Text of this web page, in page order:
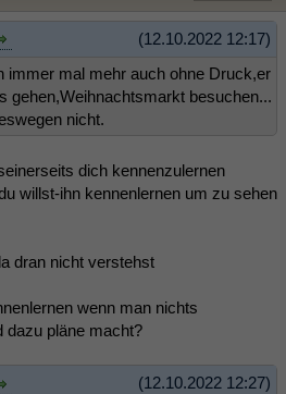
(12.10.2022 12:17)
immer mal mehr auch ohne Druck,er
gehen,Weihnachtsmarkt besuchen...
nicht.
dich kennenzulernen
willst-ihn kennenlernen um zu sehen
dran nicht verstehst
wenn man nichts
dazu pläne macht?
(12.10.2022 12:27)